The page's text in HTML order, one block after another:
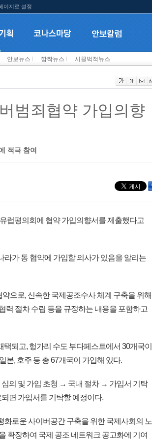
이지로 설정
안보뉴스 깜짝뉴스 시끌벅적뉴스
범죄협약 가입의향
적극 참여
럽평의회에 협약 가입의향서를 제출했다고
가 동 협약에 가입할 의사가 있음을 알리는
으로, 신속한 국제공조수사 체계 구축을 위해
절차 수립 등을 규정하는 내용을 포함하고
되고, 헝가리 수도 부다페스트에서 30개국이
본, 호주 등 총 67개국이 가입해 있다.
의 및 가입 초청 → 국내 절차 → 가입서 기탁
면 가입서를 기탁할 예정이다.
로운 사이버공간 구축을 위한 국제사회의 노
확장하여 국제 공조 네트워크 공고화에 기여